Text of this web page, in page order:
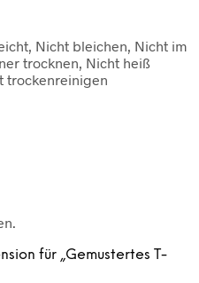
Nicht bleichen, Nicht im
trocknen, Nicht heiß
trockenreinigen
für „Gemustertes T-